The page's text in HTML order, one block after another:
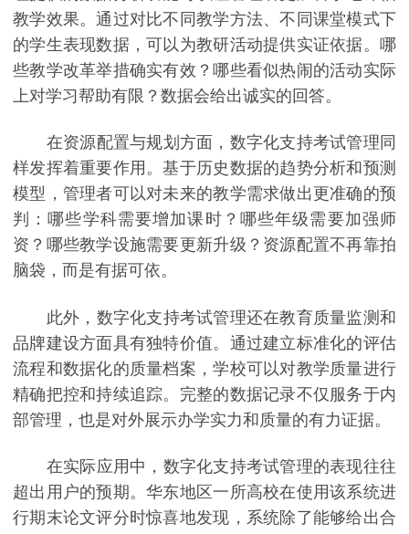
教学效果。通过对比不同教学方法、不同课堂模式下
的学生表现数据，可以为教研活动提供实证依据。哪
些教学改革举措确实有效？哪些看似热闹的活动实际
上对学习帮助有限？数据会给出诚实的回答。
在资源配置与规划方面，数字化支持考试管理同
样发挥着重要作用。基于历史数据的趋势分析和预测
模型，管理者可以对未来的教学需求做出更准确的预
判：哪些学科需要增加课时？哪些年级需要加强师
资？哪些教学设施需要更新升级？资源配置不再靠拍
脑袋，而是有据可依。
此外，数字化支持考试管理还在教育质量监测和
品牌建设方面具有独特价值。通过建立标准化的评估
流程和数据化的质量档案，学校可以对教学质量进行
精确把控和持续追踪。完整的数据记录不仅服务于内
部管理，也是对外展示办学实力和质量的有力证据。
在实际应用中，数字化支持考试管理的表现往往
超出用户的预期。华东地区一所高校在使用该系统进
行期末论文评分时惊喜地发现，系统除了能够给出合